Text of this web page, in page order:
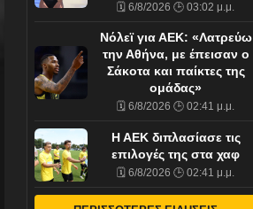
🗓️ 6/8/2026 🕒 03:02 μ.μ.
Νόλεϊ για ΑΕΚ: «Λατρεύω
την Αθήνα, με έπεισαν ο
Σάκοτα και παίκτες της
ομάδας»
🗓️ 6/8/2026 🕒 02:41 μ.μ.
Η ΑΕΚ διπλασίασε τις
επιλογές της στα χαφ
🗓️ 6/8/2026 🕒 02:41 μ.μ.